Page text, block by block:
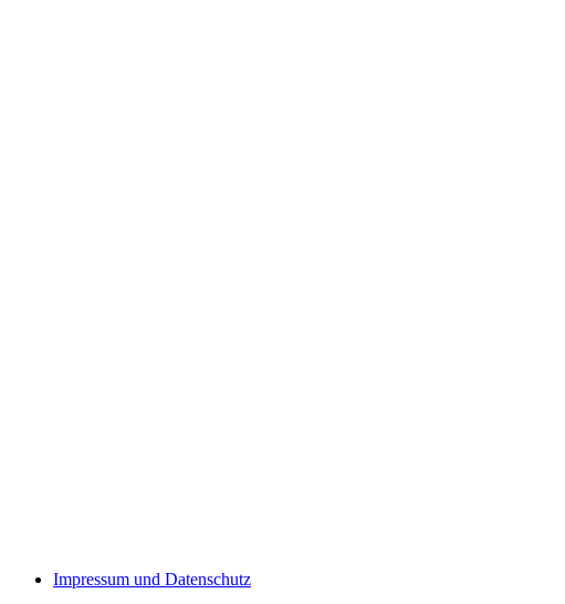
Impressum und Datenschutz